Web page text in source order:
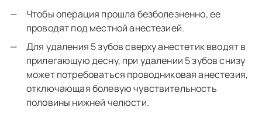
Чтобы операция прошла безболезненно, ее
проводят под местной анестезией.
Для удаления 5 зубов сверху анестетик вводят в
прилегающую десну, при удалении 5 зубов снизу
может потребоваться проводниковая анестезия,
отключающая болевую чувствительность
половины нижней челюсти.